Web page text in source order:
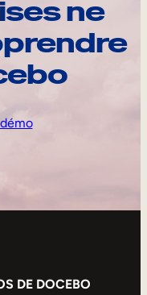
ne
DE DOCEBO